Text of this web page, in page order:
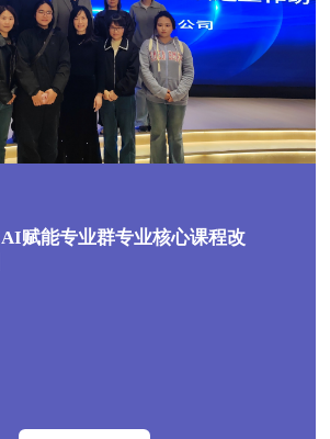
赋能专业群专业核心课程改